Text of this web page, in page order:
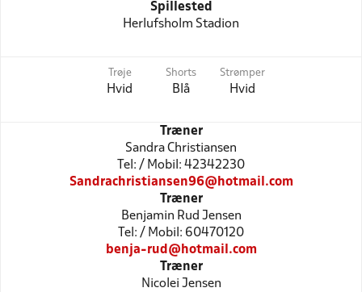
Spillested
Herlufsholm Stadion
Trøje
Hvid
Shorts
Blå
Strømper
Hvid
Træner
Sandra Christiansen
Tel: / Mobil: 42342230
Sandrachristiansen96@hotmail.com
Træner
Benjamin Rud Jensen
Tel: / Mobil: 60470120
benja-rud@hotmail.com
Træner
Nicolei Jensen